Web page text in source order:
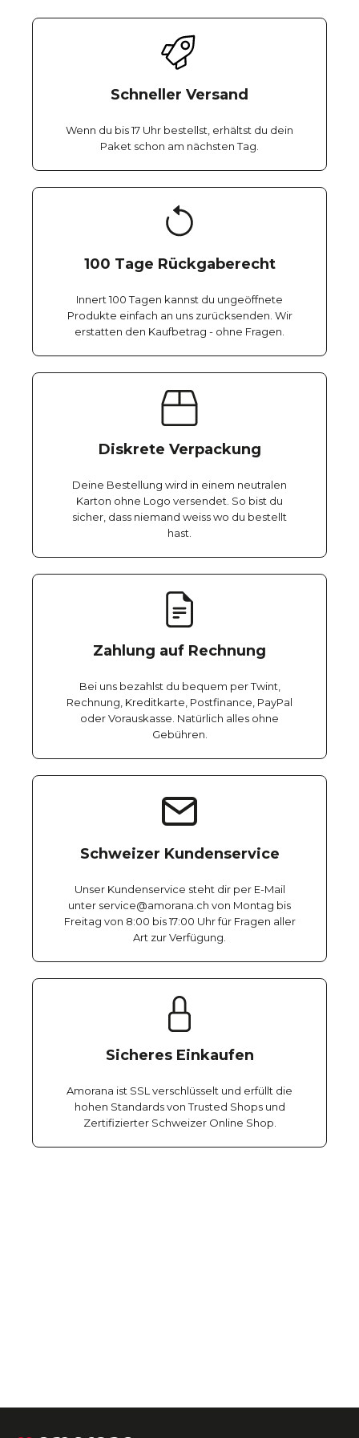
Schneller Versand
Wenn du bis 17 Uhr bestellst, erhältst du dein
Paket schon am nächsten Tag.
100 Tage Rückgaberecht
Innert 100 Tagen kannst du ungeöffnete
Produkte einfach an uns zurücksenden. Wir
erstatten den Kaufbetrag - ohne Fragen.
Diskrete Verpackung
Deine Bestellung wird in einem neutralen
Karton ohne Logo versendet. So bist du
sicher, dass niemand weiss wo du bestellt
hast.
Zahlung auf Rechnung
Bei uns bezahlst du bequem per Twint,
Rechnung, Kreditkarte, Postfinance, PayPal
oder Vorauskasse. Natürlich alles ohne
Gebühren.
Schweizer Kundenservice
Unser Kundenservice steht dir per E-Mail
unter service@amorana.ch von Montag bis
Freitag von 8:00 bis 17:00 Uhr für Fragen aller
Art zur Verfügung.
Sicheres Einkaufen
Amorana ist SSL verschlüsselt und erfüllt die
hohen Standards von Trusted Shops und
Zertifizierter Schweizer Online Shop.